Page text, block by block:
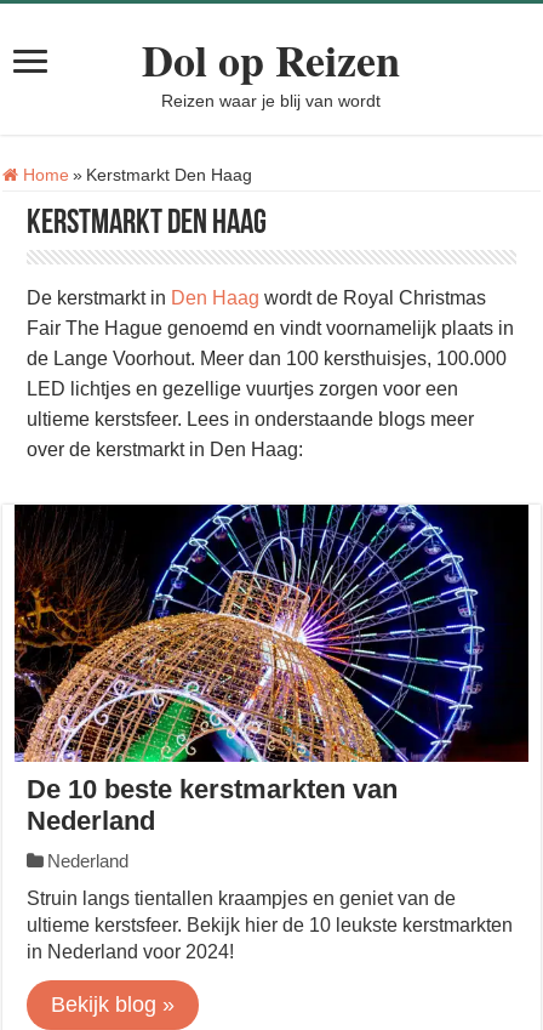
Dol op Reizen
Reizen waar je blij van wordt
Home » Tag:
Kerstmarkt Den Haag
Kerstmarkt Den Haag
De kerstmarkt in Den Haag wordt de Royal Christmas
Fair The Hague genoemd en vindt voornamelijk plaats in
de Lange Voorhout. Meer dan 100 kersthuisjes, 100.000
LED lichtjes en gezellige vuurtjes zorgen voor een
ultieme kerstsfeer. Lees in onderstaande blogs meer
over de kerstmarkt in Den Haag:
De 10 beste kerstmarkten van
Nederland
Nederland
Struin langs tientallen kraampjes en geniet van de
ultieme kerstsfeer. Bekijk hier de 10 leukste kerstmarkten
in Nederland voor 2024!
Bekijk blog »